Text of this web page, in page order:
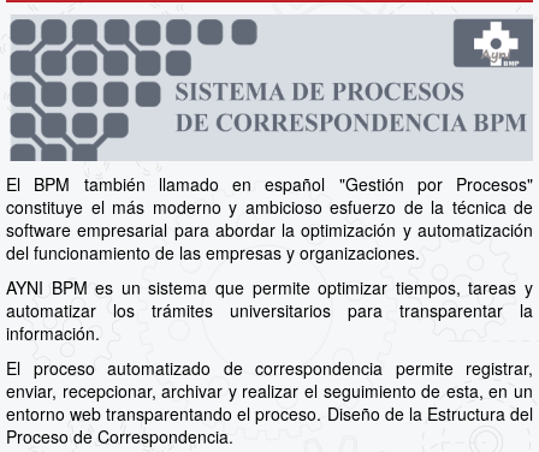
El BPM también llamado en español "Gestión por Procesos"
constituye el más moderno y ambicioso esfuerzo de la técnica de
software empresarial para abordar la optimización y automatización
del funcionamiento de las empresas y organizaciones.
AYNI BPM es un sistema que permite optimizar tiempos, tareas y
automatizar los trámites universitarios para transparentar la
información.
El proceso automatizado de correspondencia permite registrar,
enviar, recepcionar, archivar y realizar el seguimiento de esta, en un
entorno web transparentando el proceso. Diseño de la Estructura del
Proceso de Correspondencia.